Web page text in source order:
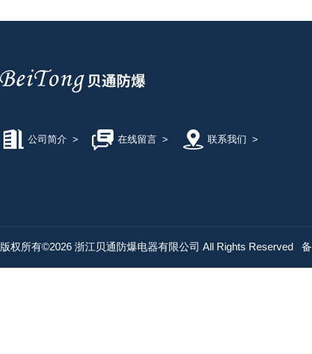
公司简介 > 在线留言> 联系我们 >
版权所有©2026 浙江贝通防爆电器有限公司 All Rights Reserved